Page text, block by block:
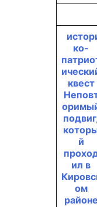
ко-
квест
й
ил в
ом
районе